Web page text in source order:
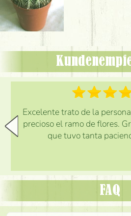
Excelente trato de la
precioso el ramo de flores.
que tuvo tanta
FAQ